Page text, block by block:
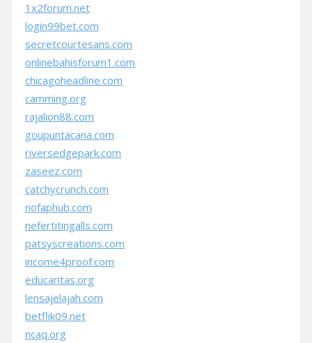
1x2forum.net
login99bet.com
secretcourtesans.com
onlinebahisforum1.com
chicagoheadline.com
camming.org
rajalion88.com
goupuntacana.com
riversedgepark.com
zaseez.com
catchycrunch.com
nofaphub.com
nefertitingalls.com
patsyscreations.com
income4proof.com
educaritas.org
lensajelajah.com
betflik09.net
ncaq.org